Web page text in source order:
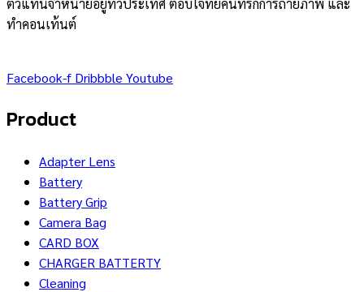
ตัวแทนจำหน่ายอยู่ทั่วประเทศ ตอบโจทย์คนที่รักการถ่ายภาพ และ
ทำคอนเท้นต์
Facebook-f Dribbble Youtube
Product
Adapter Lens
Battery
Battery Grip
Camera Bag
CARD BOX
CHARGER BATTERTY
Cleaning